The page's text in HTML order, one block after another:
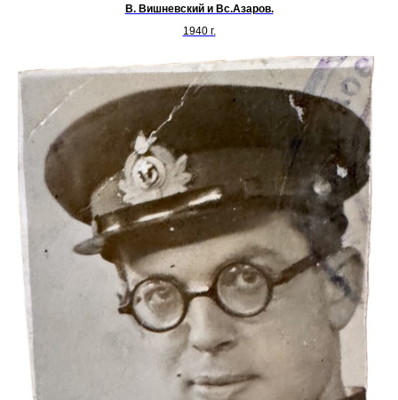
В. Вишневский и Вс.Азаров.
1940 г.